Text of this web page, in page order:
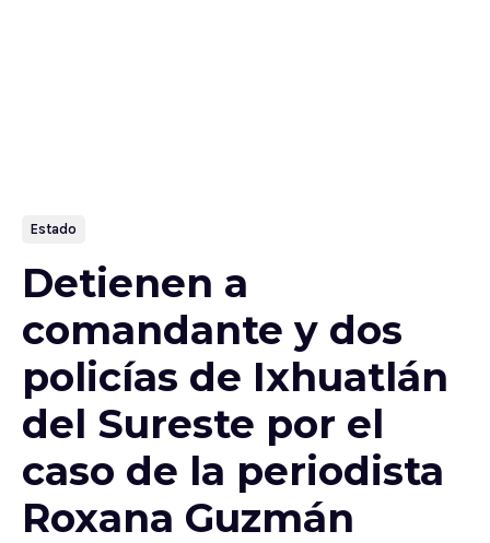
Estado
Detienen a
comandante y dos
policías de Ixhuatlán
del Sureste por el
caso de la periodista
Roxana Guzmán